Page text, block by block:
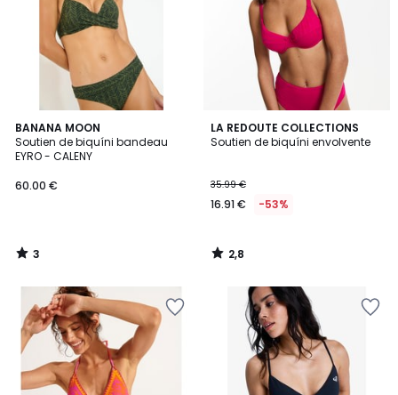
BANANA MOON
Soutien de biquíni bandeau
EYRO - CALENY
60.00 €
3
/
5
3
/
LA REDOUTE COLLECTIONS
Soutien de biquíni envolvente
35.99 €
16.91 € -53%
2,8
/ 5
2,8
/